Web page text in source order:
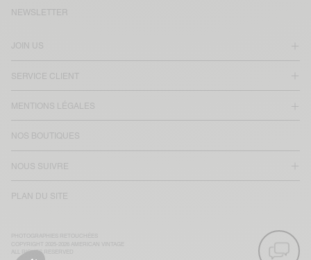
JOIN US
SERVICE CLIENT
MENTIONS LÉGALES
NOS BOUTIQUES
NOUS SUIVRE
PLAN DU SITE
NEWSLETTER
COPYRIGHT 2025-2026 AMERICAN VINTAGE
ALL RIGHTS RESERVED